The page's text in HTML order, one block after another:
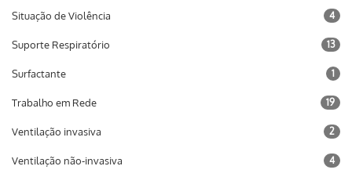
Situação de Violência 4
Suporte Respiratório 13
Surfactante 1
Trabalho em Rede 19
Ventilação invasiva 2
Ventilação não-invasiva 4